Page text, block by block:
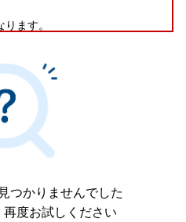
ます。
し、
して郵送されることをおすす
いて】
場合も、事前にお断りなく最
います。）
つかりませんでした
度お試しください